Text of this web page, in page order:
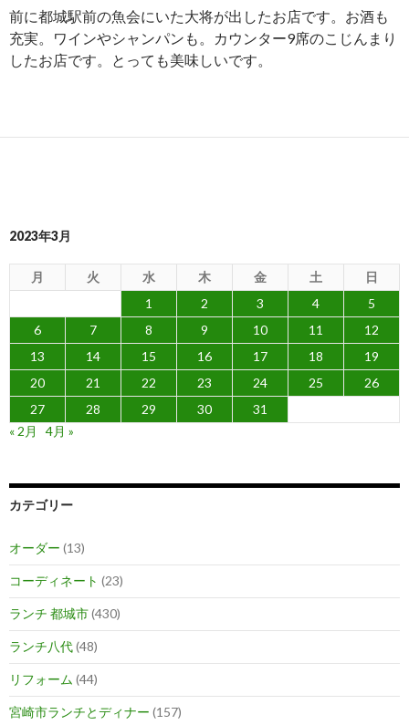
前に都城駅前の魚会にいた大将が出したお店です。お酒も
充実。ワインやシャンパンも。カウンター9席のこじんまり
したお店です。とっても美味しいです。
2023年3月
月 火 水 木 金 土
日
1
2 3 4
5
6
7 8 9 10 11
12
13
14 15 16 17 18
19
20
21 22 23 24 25
26
27
28 29 30
31
« 2月
4月 »
カテゴリー
オーダー (13)
コーディネート (23)
ランチ 都城市(430)
ランチ八代(48)
リフォーム (44)
宮崎市ランチとディナー (157)